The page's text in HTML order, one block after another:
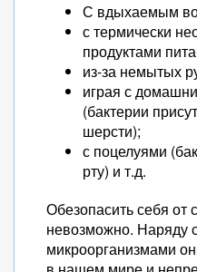
С вдыхаемым
с термически
продуктами
из-за немытых
играя с
(бактерии
шерсти);
с поцелуями
рту) и т.д.
Обезопасить себя от
невозможно. Наряду
микроорганизмами